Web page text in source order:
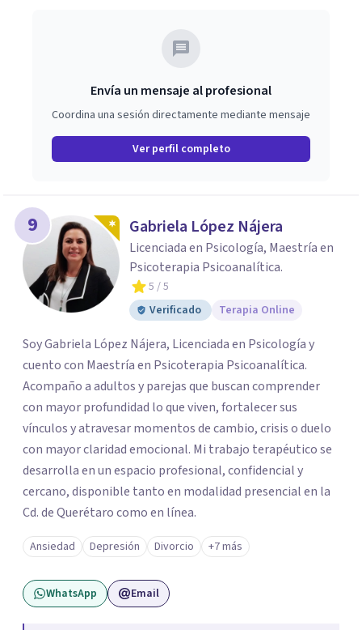
Envía un mensaje al profesional
Coordina una sesión directamente mediante mensaje
Ver perfil completo
9 Gabriela López Nájera
Licenciada en Psicología, Maestría en
Psicoterapia Psicoanalítica.
5 / 5
Verificado
Terapia Online
Soy Gabriela López Nájera, Licenciada en Psicología y
cuento con Maestría en Psicoterapia Psicoanalítica.
Acompaño a adultos y parejas que buscan comprender
con mayor profundidad lo que viven, fortalecer sus
vínculos y atravesar momentos de cambio, crisis o duelo
con mayor claridad emocional. Mi trabajo terapéutico se
desarrolla en un espacio profesional, confidencial y
cercano, disponible tanto en modalidad presencial en la
Cd. de Querétaro como en línea.
Ansiedad Depresión Divorcio +7 más
WhatsApp Email